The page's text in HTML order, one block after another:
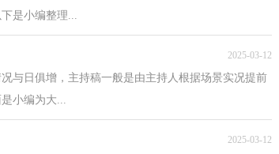
是小编整理...
2025-03-12
与日俱增，主持稿一般是由主持人根据场景实况提前
小编为大...
2025-03-12